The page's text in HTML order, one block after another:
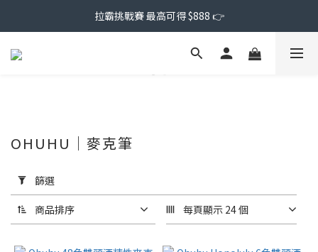
拉霸挑戰賽 最高可得 $888 👉
用
篩
選
(0/20)
OHUHU｜麥克筆
篩選
商品排序 每頁顯示 24 個